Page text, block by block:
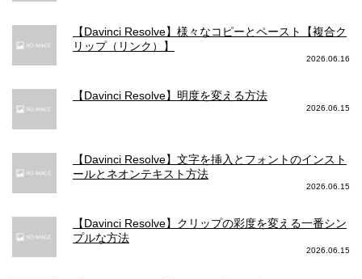
HEIF、JPEG
1200万画素(12MP)
F/1.8
光学式手ぶれ補正
光学式手ぶれ補正
【Davinci Resolve】様々なコピーとペースト【複合ク
リップ（リンク）】
2026.06.16
【Davinci Resolve】明度を変える方法
2026.06.15
【Davinci Resolve】文字を挿入とフォントのインスト
ールとネオンテキスト方法
2026.06.15
【Davinci Resolve】クリップの彩度を変える一番シン
プルな方法
2026.06.15